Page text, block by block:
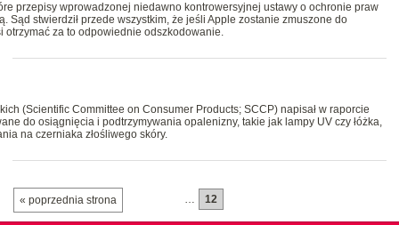
przepisy wprowadzonej niedawno kontrowersyjnej ustawy o ochronie praw
Sąd stwierdził przede wszystkim, że jeśli Apple zostanie zmuszone do
za to odpowiednie odszkodowanie.
(Scientific Committee on Consumer Products; SCCP) napisał w raporcie
do osiągnięcia i podtrzymywania opalenizny, takie jak lampy UV czy łóżka,
na czerniaka złośliwego skóry.
« poprzednia strona … 12